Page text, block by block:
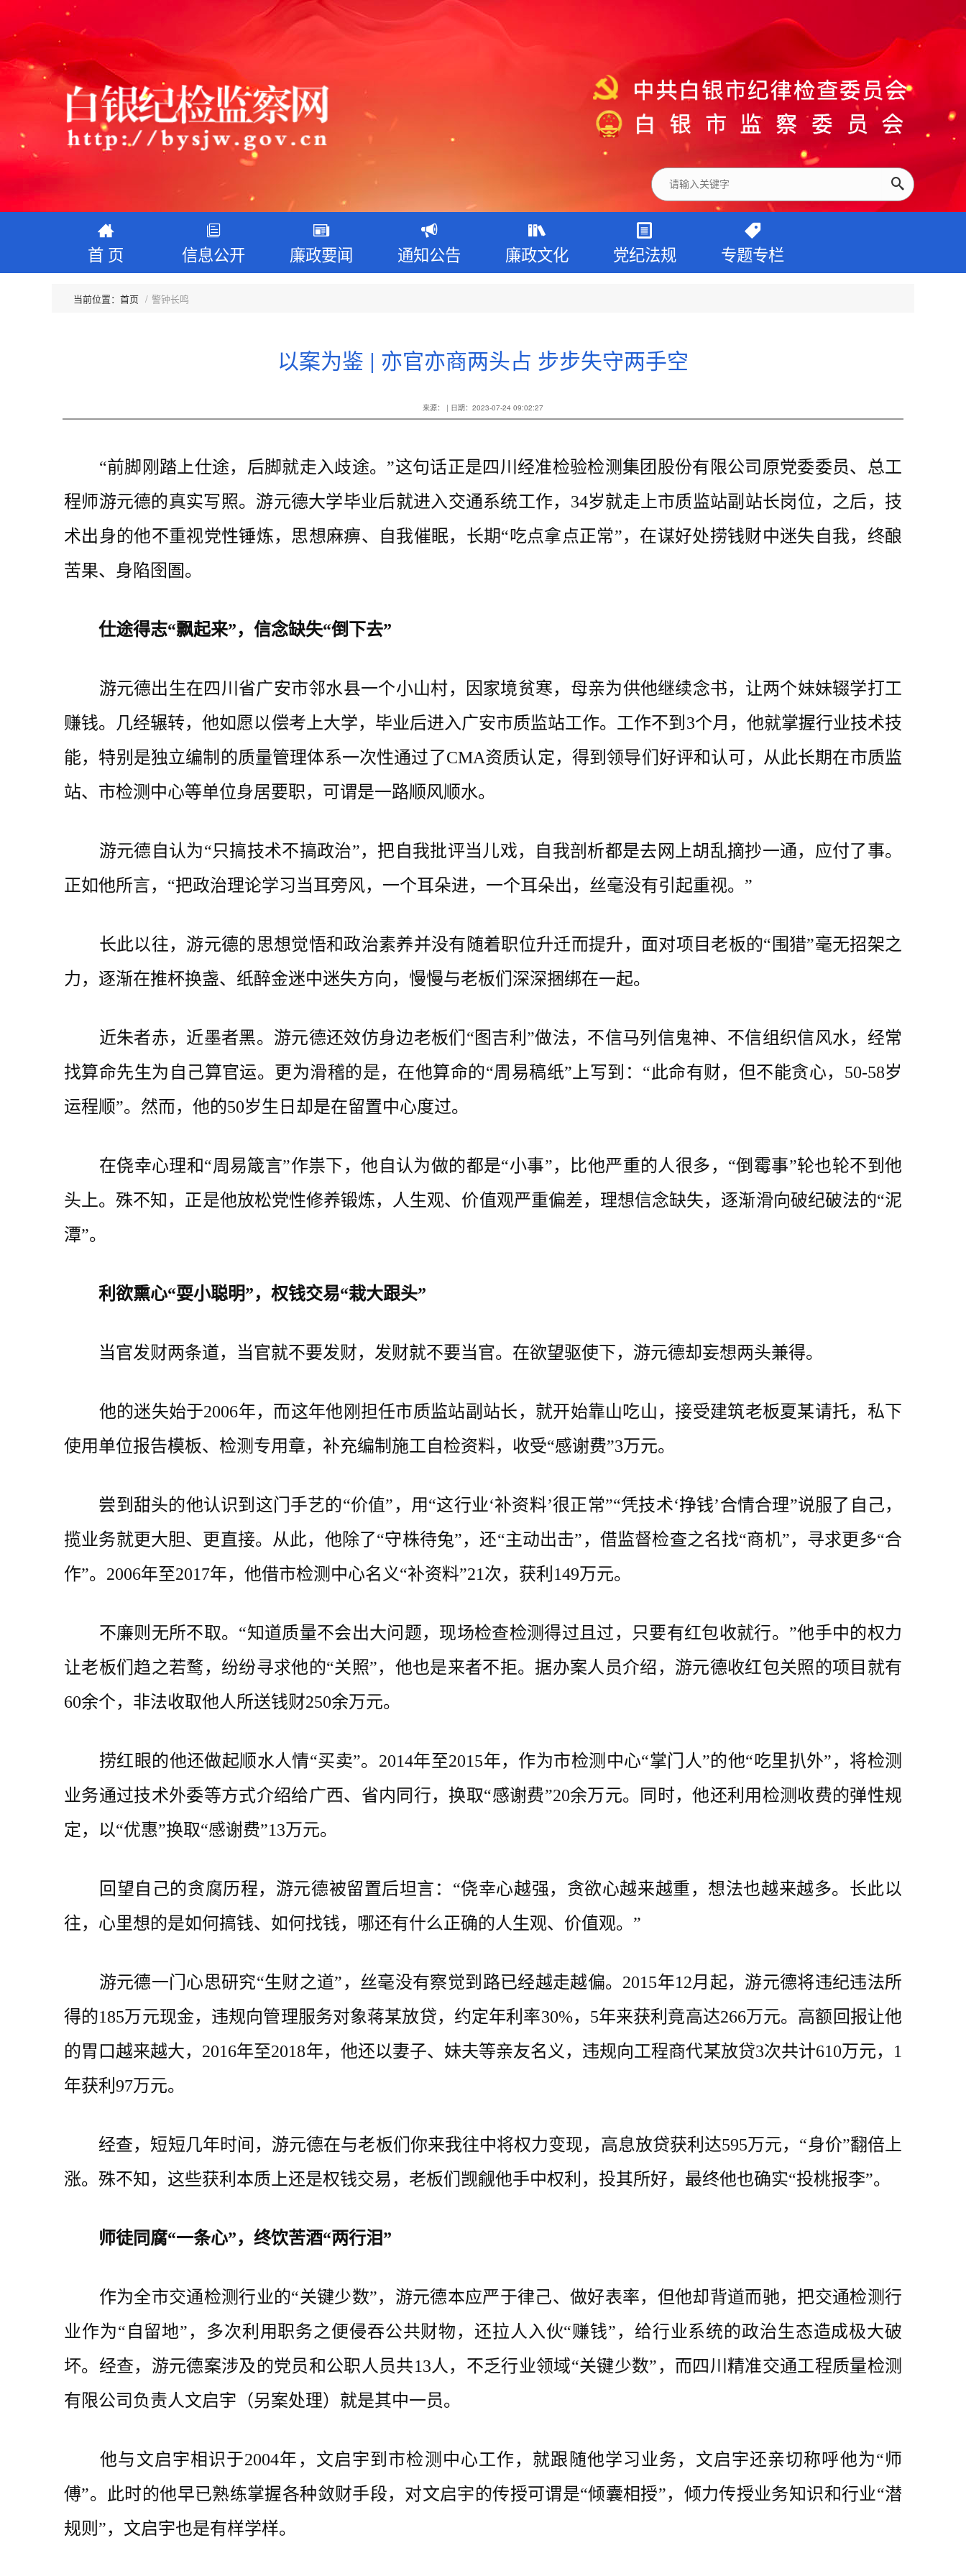
首 页 信息公开 廉政要闻 通知公告 廉政文化 党纪法规 专题专栏
首页 警钟长鸣
以案为鉴 | 亦官亦商两头占 步步失守两手空
来源： | 日期：2023-07-24 09:02:27
“前脚刚踏上仕途，后脚就走入歧途。”这句话正是四川经准检验检测集团股份有限公司原党委委员、总工
程师游元德的真实写照。游元德大学毕业后就进入交通系统工作，34岁就走上市质监站副站长岗位，之后，技
术出身的他不重视党性锤炼，思想麻痹、自我催眠，长期“吃点拿点正常”，在谋好处捞钱财中迷失自我，终酿
苦果、身陷囹圄。
仕途得志“飘起来”，信念缺失“倒下去”
游元德出生在四川省广安市邻水县一个小山村，因家境贫寒，母亲为供他继续念书，让两个妹妹辍学打工
赚钱。几经辗转，他如愿以偿考上大学，毕业后进入广安市质监站工作。工作不到3个月，他就掌握行业技术技
能，特别是独立编制的质量管理体系一次性通过了CMA资质认定，得到领导们好评和认可，从此长期在市质监
站、市检测中心等单位身居要职，可谓是一路顺风顺水。
游元德自认为“只搞技术不搞政治”，把自我批评当儿戏，自我剖析都是去网上胡乱摘抄一通，应付了事。
正如他所言，“把政治理论学习当耳旁风，一个耳朵进，一个耳朵出，丝毫没有引起重视。”
长此以往，游元德的思想觉悟和政治素养并没有随着职位升迁而提升，面对项目老板的“围猎”毫无招架之
力，逐渐在推杯换盏、纸醉金迷中迷失方向，慢慢与老板们深深捆绑在一起。
近朱者赤，近墨者黑。游元德还效仿身边老板们“图吉利”做法，不信马列信鬼神、不信组织信风水，经常
找算命先生为自己算官运。更为滑稽的是，在他算命的“周易稿纸”上写到：“此命有财，但不能贪心，50-58岁
运程顺”。然而，他的50岁生日却是在留置中心度过。
在侥幸心理和“周易箴言”作祟下，他自认为做的都是“小事”，比他严重的人很多，“倒霉事”轮也轮不到他
头上。殊不知，正是他放松党性修养锻炼，人生观、价值观严重偏差，理想信念缺失，逐渐滑向破纪破法的“泥
潭”。
利欲熏心“耍小聪明”，权钱交易“栽大跟头”
当官发财两条道，当官就不要发财，发财就不要当官。在欲望驱使下，游元德却妄想两头兼得。
他的迷失始于2006年，而这年他刚担任市质监站副站长，就开始靠山吃山，接受建筑老板夏某请托，私下
使用单位报告模板、检测专用章，补充编制施工自检资料，收受“感谢费”3万元。
尝到甜头的他认识到这门手艺的“价值”，用“这行业‘补资料’很正常”“凭技术‘挣钱’合情合理”说服了自己，
揽业务就更大胆、更直接。从此，他除了“守株待兔”，还“主动出击”，借监督检查之名找“商机”，寻求更多“合
作”。2006年至2017年，他借市检测中心名义“补资料”21次，获利149万元。
不廉则无所不取。“知道质量不会出大问题，现场检查检测得过且过，只要有红包收就行。”他手中的权力
让老板们趋之若鹜，纷纷寻求他的“关照”，他也是来者不拒。据办案人员介绍，游元德收红包关照的项目就有
60余个，非法收取他人所送钱财250余万元。
捞红眼的他还做起顺水人情“买卖”。2014年至2015年，作为市检测中心“掌门人”的他“吃里扒外”，将检测
业务通过技术外委等方式介绍给广西、省内同行，换取“感谢费”20余万元。同时，他还利用检测收费的弹性规
定，以“优惠”换取“感谢费”13万元。
回望自己的贪腐历程，游元德被留置后坦言：“侥幸心越强，贪欲心越来越重，想法也越来越多。长此以
往，心里想的是如何搞钱、如何找钱，哪还有什么正确的人生观、价值观。”
游元德一门心思研究“生财之道”，丝毫没有察觉到路已经越走越偏。2015年12月起，游元德将违纪违法所
得的185万元现金，违规向管理服务对象蒋某放贷，约定年利率30%，5年来获利竟高达266万元。高额回报让他
的胃口越来越大，2016年至2018年，他还以妻子、妹夫等亲友名义，违规向工程商代某放贷3次共计610万元，1
年获利97万元。
经查，短短几年时间，游元德在与老板们你来我往中将权力变现，高息放贷获利达595万元，“身价”翻倍上
涨。殊不知，这些获利本质上还是权钱交易，老板们觊觎他手中权利，投其所好，最终他也确实“投桃报李”。
师徒同腐“一条心”，终饮苦酒“两行泪”
作为全市交通检测行业的“关键少数”，游元德本应严于律己、做好表率，但他却背道而驰，把交通检测行
业作为“自留地”，多次利用职务之便侵吞公共财物，还拉人入伙“赚钱”，给行业系统的政治生态造成极大破
坏。经查，游元德案涉及的党员和公职人员共13人，不乏行业领域“关键少数”，而四川精准交通工程质量检测
有限公司负责人文启宇（另案处理）就是其中一员。
他与文启宇相识于2004年，文启宇到市检测中心工作，就跟随他学习业务，文启宇还亲切称呼他为“师
傅”。此时的他早已熟练掌握各种敛财手段，对文启宇的传授可谓是“倾囊相授”，倾力传授业务知识和行业“潜
规则”，文启宇也是有样学样。